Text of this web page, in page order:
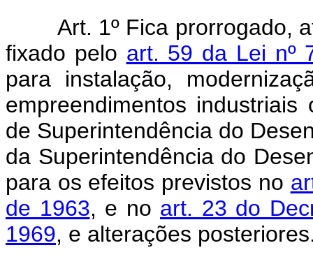
Art. 1º Fica prorrogado,
fixado pelo art. 59 da Lei nº
para instalação,
empreendimentos
de Superintendência do
da Superintendência do
para os efeitos previstos no
de 1963, e no art. 23 do
1969, e alterações